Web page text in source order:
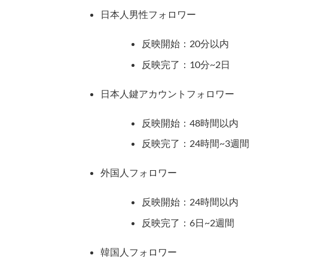
日本人男性フォロワー
反映開始：20分以内
反映完了：10分~2日
日本人鍵アカウントフォロワー
反映開始：48時間以内
反映完了：24時間~3週間
外国人フォロワー
反映開始：24時間以内
反映完了：6日~2週間
韓国人フォロワー